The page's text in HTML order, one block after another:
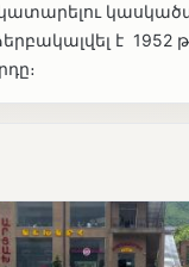
է 1952